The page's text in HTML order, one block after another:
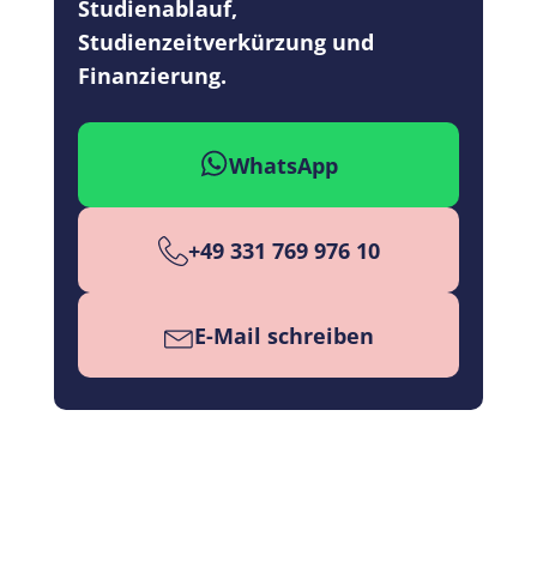
Studienablauf,
Studienzeitverkürzung und
Finanzierung.
WhatsApp
+49 331 769 976 10
E-Mail schreiben